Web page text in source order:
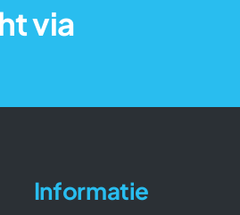
via
Informatie